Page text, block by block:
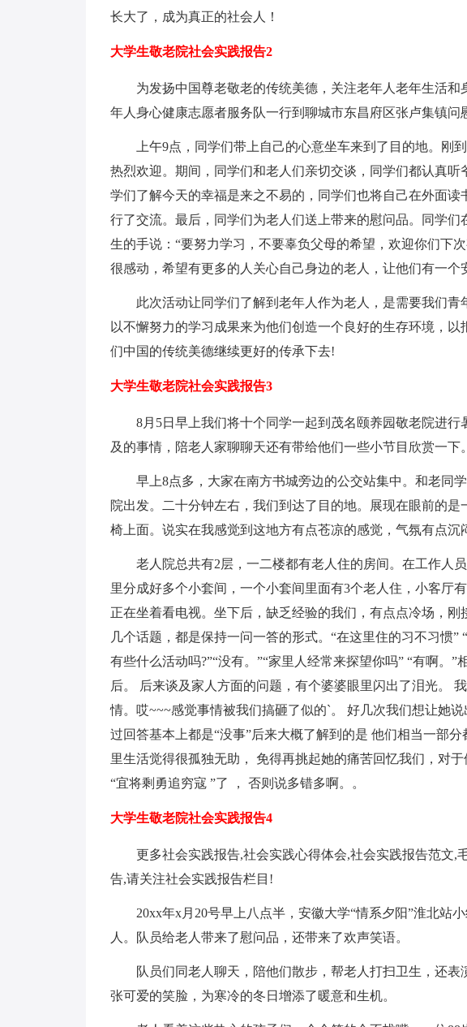
长大了，成为真正的社会人！
大学生敬老院社会实践报告2
为发扬中国尊老敬老的传统美德，关注老年人老年生活和
年人身心健康志愿者服务队一行到聊城市东昌府区张卢集镇问
上午9点，同学们带上自己的心意坐车来到了目的地。刚到
热烈欢迎。期间，同学们和老人们亲切交谈，同学们都认真听
学们了解今天的幸福是来之不易的，同学们也将自己在外面
行了交流。最后，同学们为老人们送上带来的慰问品。同学
生的手说：“要努力学习，不要辜负父母的希望，欢迎你们下
很感动，希望有更多的人关心自己身边的老人，让他们有一个
此次活动让同学们了解到老年人作为老人，是需要我们青
以不懈努力的学习成果来为他们创造一个良好的生存环境，
们中国的传统美德继续更好的传承下去!
大学生敬老院社会实践报告3
8月5日早上我们将十个同学一起到茂名颐养园敬老院进行
及的事情，陪老人家聊聊天还有带给他们一些小节目欣赏一下。
早上8点多，大家在南方书城旁边的公交站集中。和老同学
院出发。二十分钟左右，我们到达了目的地。展现在眼前的
椅上面。说实在我感觉到这地方有点苍凉的感觉，气氛有点沉
老人院总共有2层，一二楼都有老人住的房间。在工作人
里分成好多个小套间，一个小套间里面有3个老人住，小客厅
正在坐着看电视。坐下后，缺乏经验的我们，有点点冷场，
几个话题，都是保持一问一答的形式。“在这里住的习不习惯”
有些什么活动吗?”“没有。”“家里人经常来探望你吗” “有啊。
后。 后来谈及家人方面的问题，有个婆婆眼里闪出了泪光。
情。哎~~~感觉事情被我们搞砸了似的`。 好几次我们想让她
过回答基本上都是“没事”后来大概了解到的是 他们相当一部
里生活觉得很孤独无助， 免得再挑起她的痛苦回忆我们，对
“宜将剩勇追穷寇 ”了 ， 否则说多错多啊。。
大学生敬老院社会实践报告4
更多社会实践报告,社会实践心得体会,社会实践报告范文,
告,请关注社会实践报告栏目!
20xx年x月20号早上八点半，安徽大学“情系夕阳”淮北站
人。队员给老人带来了慰问品，还带来了欢声笑语。
队员们同老人聊天，陪他们散步，帮老人打扫卫生，还表
张可爱的笑脸，为寒冷的冬日增添了暖意和生机。